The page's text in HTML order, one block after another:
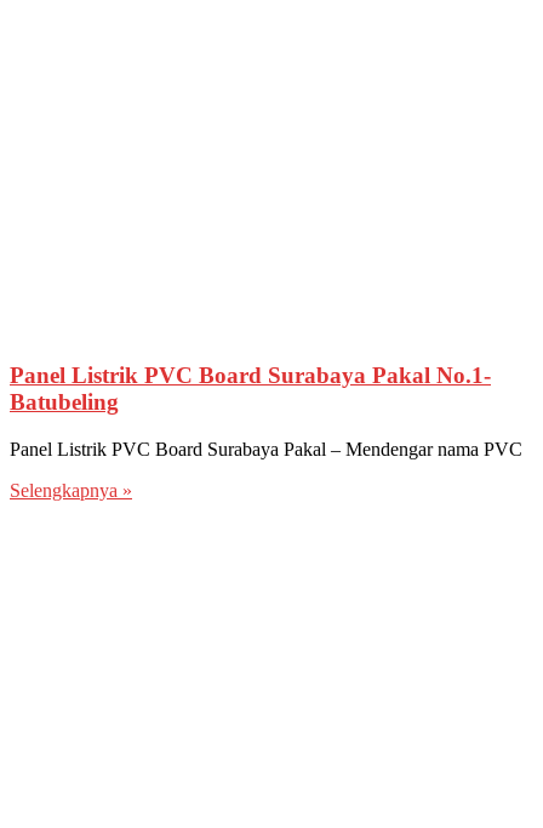
Panel Listrik PVC Board Surabaya Pakal No.1-
Batubeling
Panel Listrik PVC Board Surabaya Pakal – Mendengar nama PVC
Selengkapnya »